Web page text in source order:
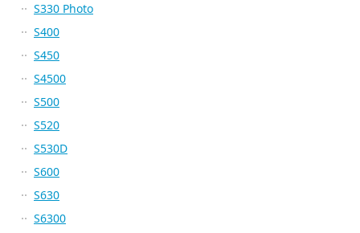
S330 Photo
S400
S450
S4500
S500
S520
S530D
S600
S630
S6300